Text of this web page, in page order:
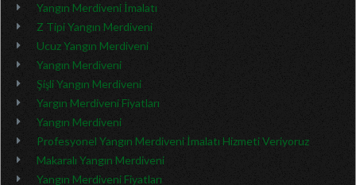
Yangın Merdiveni İmalatı
Z Tipi Yangın Merdiveni
Ucuz Yangın Merdiveni
Yangın Merdiveni
Şişli Yangın Merdiveni
Yargın Merdiveni Fiyatları
Yangın Merdiveni
Profesyonel Yangın Merdiveni İmalatı Hizmeti Veriyoruz
Makaralı Yangın Merdiveni
Yangın Merdiveni Fiyatları